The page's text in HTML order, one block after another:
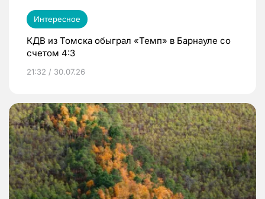
Интересное
КДВ из Томска обыграл «Темп» в Барнауле со
счетом 4:3
21:32 / 30.07.26